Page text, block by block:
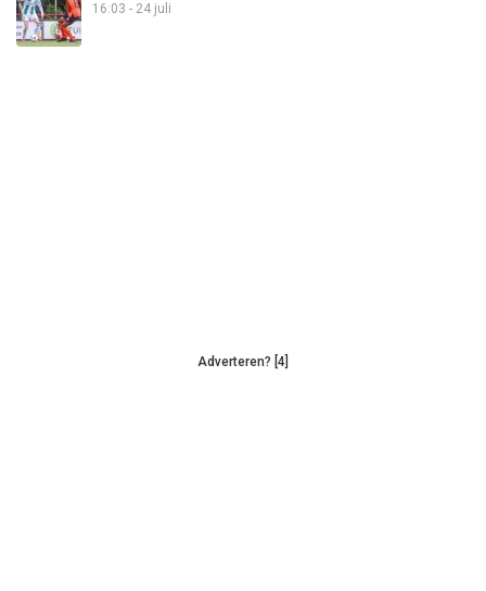
16:03 - 24 juli
Adverteren? [4]